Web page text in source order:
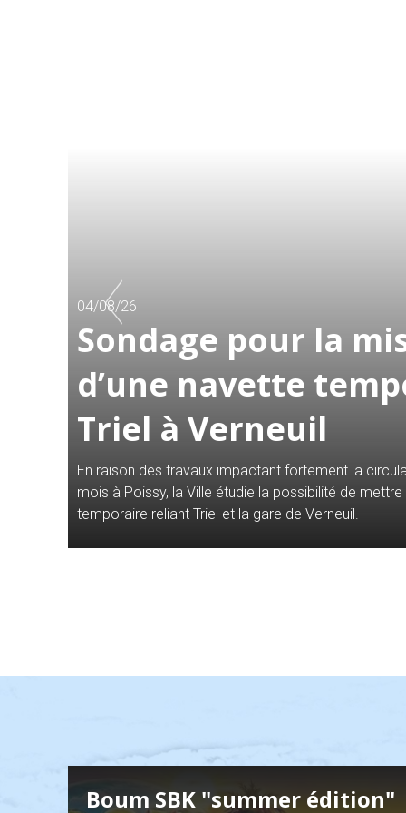
04/08/26
Sondage pour la
d’une navette
Triel à Verneuil
En raison des travaux impactant fortement la
mois à Poissy, la Ville étudie la possibilité de
temporaire reliant Triel et la gare de Verneuil.
Boum SBK "summer édition"